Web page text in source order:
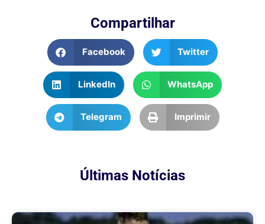
Compartilhar
Facebook Twitter
LinkedIn WhatsApp
Telegram Imprimir
Últimas Notícias